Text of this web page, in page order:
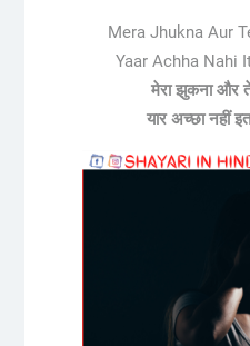
Mera Jhukna Aur
Yaar Achha Nahi
मेरा झुकना और
यार अच्छा नहीं